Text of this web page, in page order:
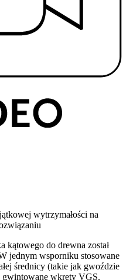
wytrzymałości na
kątowego do drewna został
jednym wsporniku stosowane
średnicy (takie jak gwoździe
wkręty VGS.